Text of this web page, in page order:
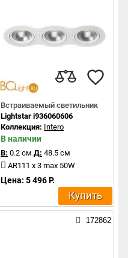
Встраиваемый светильник
Lightstar i936060606
Коллекция: Intero
В наличии
В: 0.2 см Д: 48.5 см
AR111 x 3 max 50W
Цена: 5 496 Р.
Купить
172862